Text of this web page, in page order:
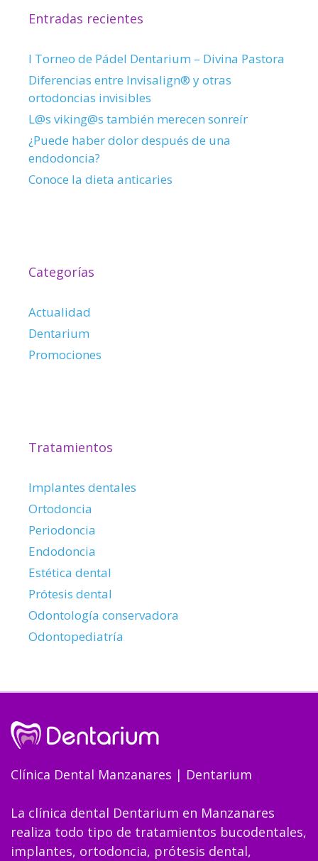
Entradas recientes
I Torneo de Pádel Dentarium – Divina Pastora
Diferencias entre Invisalign® y otras
ortodoncias invisibles
L@s viking@s también merecen sonreír
¿Puede haber dolor después de una
endodoncia?
Conoce la dieta anticaries
Categorías
Actualidad
Dentarium
Promociones
Tratamientos
Implantes dentales
Ortodoncia
Periodoncia
Endodoncia
Estética dental
Prótesis dental
Odontología conservadora
Odontopediatría
Clínica Dental Manzanares | Dentarium
La clínica dental Dentarium en Manzanares
realiza todo tipo de tratamientos bucodentales,
implantes, ortodoncia, prótesis dental,